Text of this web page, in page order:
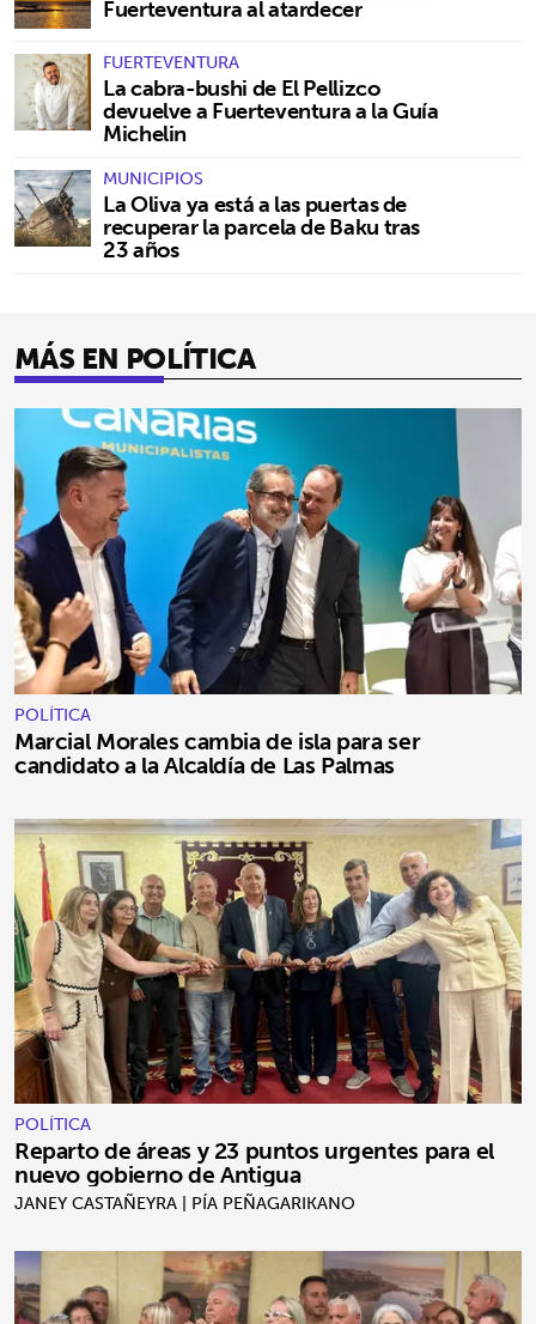
Fuerteventura al atardecer
FUERTEVENTURA
La cabra-bushi de El Pellizco
devuelve a Fuerteventura a la Guía
Michelin
MUNICIPIOS
La Oliva ya está a las puertas de
recuperar la parcela de Baku tras
23 años
MÁS EN POLÍTICA
POLÍTICA
Marcial Morales cambia de isla para ser
candidato a la Alcaldía de Las Palmas
POLÍTICA
Reparto de áreas y 23 puntos urgentes para el
nuevo gobierno de Antigua
JANEY CASTAÑEYRA | PÍA PEÑAGARIKANO